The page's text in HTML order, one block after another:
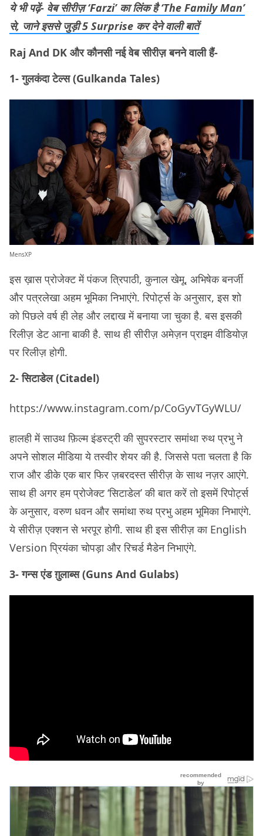
ये भी पढ़ें- वेब सीरीज़ ‘Farzi’ का लिंक है ‘The Family Man’
से, जाने इससे जुड़ी 5 Surprise कर देने वाली बातें
Raj And DK और कौनसी नई वेब सीरीज़ बनने वाली हैं-
1- गुलकंदा टेल्स (Gulkanda Tales)
MensXP
इस ख़ास प्रोजेक्ट में पंकज त्रिपाठी, कुनाल खेमू, अभिषेक बनर्जी
और पत्रलेखा अहम भूमिका निभाएंगे. रिपोर्ट्स के अनुसार, इस शो
को पिछले वर्ष ही लेह और लद्दाख में बनाया जा चुका है. बस इसकी
रिलीज़ डेट आना बाकी है. साथ ही सीरीज़ अमेज़न प्राइम वीडियोज़
पर रिलीज़ होगी.
2- सिटाडेल (Citadel)
https://www.instagram.com/p/CoGyvTGyWLU/
हालही में साउथ फ़िल्म इंडस्ट्री की सुपरस्टार समांथा रुथ प्रभु ने
अपने सोशल मीडिया ये तस्वीर शेयर की है. जिससे पता चलता है कि
राज और डीके एक बार फिर ज़बरदस्त सीरीज़ के साथ नज़र आएंगे.
साथ ही अगर हम प्रोजेक्ट ‘सिटाडेल’ की बात करें तो इसमें रिपोर्ट्स
के अनुसार, वरुण धवन और समांथा रुथ प्रभु अहम भूमिका निभाएंगे.
ये सीरीज़ एक्शन से भरपूर होगी. साथ ही इस सीरीज़ का English
Version प्रियंका चोपड़ा और रिचर्ड मैडेन निभाएंगे.
3- गन्स एंड ग़ुलाब्स (Guns And Gulabs)